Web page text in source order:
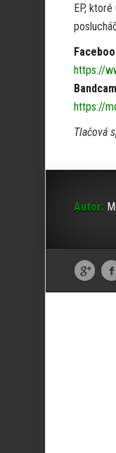
EP,
https://
https://
Tlačová
Autor: